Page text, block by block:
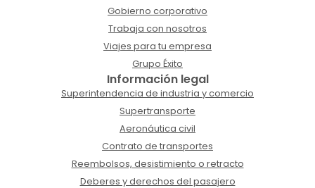
Gobierno corporativo
Trabaja con nosotros
Viajes para tu empresa
Grupo Éxito
Información legal
Superintendencia de industria y comercio
Supertransporte
Aeronáutica civil
Contrato de transportes
Reembolsos, desistimiento o retracto
Deberes y derechos del pasajero